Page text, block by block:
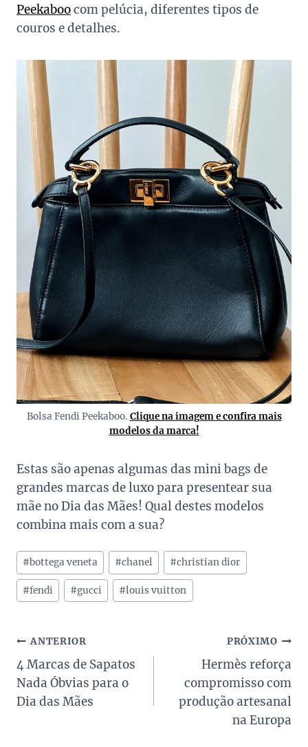
Peekaboocom pelúcia, diferentes tipos de
couros e detalhes.
Bolsa Fendi Peekaboo. Clique na imagem e confira mais
modelos da marca!
Estas são apenas algumas das mini bags de
grandes marcas de luxo para presentear sua
mãe no Dia das Mães! Qual destes modelos
combina mais com a sua?
Tags
do
Post:
#bottega veneta #chanel #christian dior
#fendi #gucci #louis vuitton
Navegação
de
Post
ANTERIOR
4 Marcas de Sapatos
Nada Óbvias para o
Dia das Mães
PRÓXIMO
Hermès reforça
compromisso com
produção artesanal
na Europa